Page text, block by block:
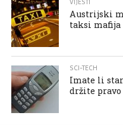
Austrijski
taksi mafija
SCI-TECH
Imate li
držite pravo